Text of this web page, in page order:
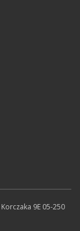
Korczaka 9E 05-250